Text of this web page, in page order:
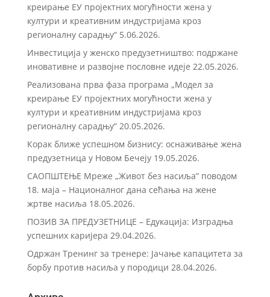
креирање ЕУ пројектних могућности жена у
култури и креативним индустријама кроз
регионалну сарадњу“ 5.06.2026.
Инвестиција у женско предузетништво: подржане
иновативне и развојне пословне идеје 22.05.2026.
Реализована прва фаза програма „Модел за
креирање ЕУ пројектних могућности жена у
култури и креативним индустријама кроз
регионалну сарадњу“ 20.05.2026.
Корак ближе успешном бизнису: оснаживање жена
предузетница у Новом Бечеју 19.05.2026.
САОПШТЕЊЕ Мреже „Живот без насиља” поводом
18. маја – Националног дана сећања на жене
жртве насиља 18.05.2026.
ПОЗИВ ЗА ПРЕДУЗЕТНИЦЕ – Eдукација: Изградња
успешних каријера 29.04.2026.
Одржан Тренинг за тренере: Јачање капацитета за
борбу против насиља у породици 28.04.2026.